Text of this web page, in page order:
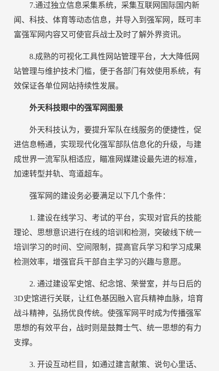
7.通过独立信息采集系统，采集互联网国际国内新
闻、科技、体育等动态信息，并导入到强军网，既可丰
富强军网内容又可使官兵战士及时了解外界资讯。
8.成熟的可视化工具性网站管理平台，大大降低网
站管理与维护技术门槛，便于各部门有效使用系统，有
效保证各单位网站持续性发展。
外天科技眼中的强军网图景
外天科技认为，要提升军队在线服务的便捷性，促
进信息畅通，实现现代化强军部队信息化的升级，与建
成世界一流军队相适应，瞄准网媒建设最先进的标准，
加速转型并轨、弯道超车。
强军网的建设务必要满足以下几个条件：
1. 建设在线学习、考试的平台，实现对官兵的技能
理论、思想意识进行在线的培训和检测，突破线下统一
培训学习的时间、空间限制，提高官兵学习和学习成果
检测效率，增强官兵干部自主学习的兴趣与意愿。
2. 通过建设军史馆、纪念馆、荣誉室，并与日后的
3D史馆进行关联，让红色基因融入官兵精神血脉，培育
战斗精神，弘扬优良传统。使强军网平时成为传播强军
思想的有效平台，战时则是鼓舞士气、统一思想的有力
支撑。
3. 开设互动栏目，如通过建言献策、说句心里话、